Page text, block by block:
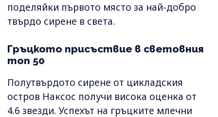
поделяйки първото място за най-добро
твърдо сирене в света.
Гръцкото присъствие в световния
топ 50
Полутвърдото сирене от цикладския
остров Наксос получи висока оценка от
4.6 звезди. Успехът на гръцките млечни